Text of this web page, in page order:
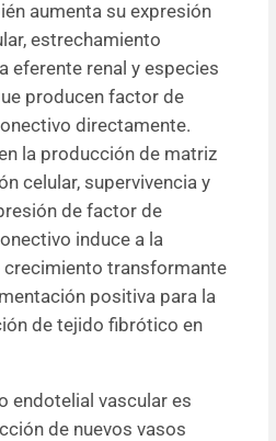
aumenta su expresión
estrechamiento
eferente renal y especies
producen factor de
directamente.
la producción de matriz
celular, supervivencia y
de factor de
induce a la
transformante
positiva para la
de tejido fibrótico en
endotelial vascular es
de nuevos vasos